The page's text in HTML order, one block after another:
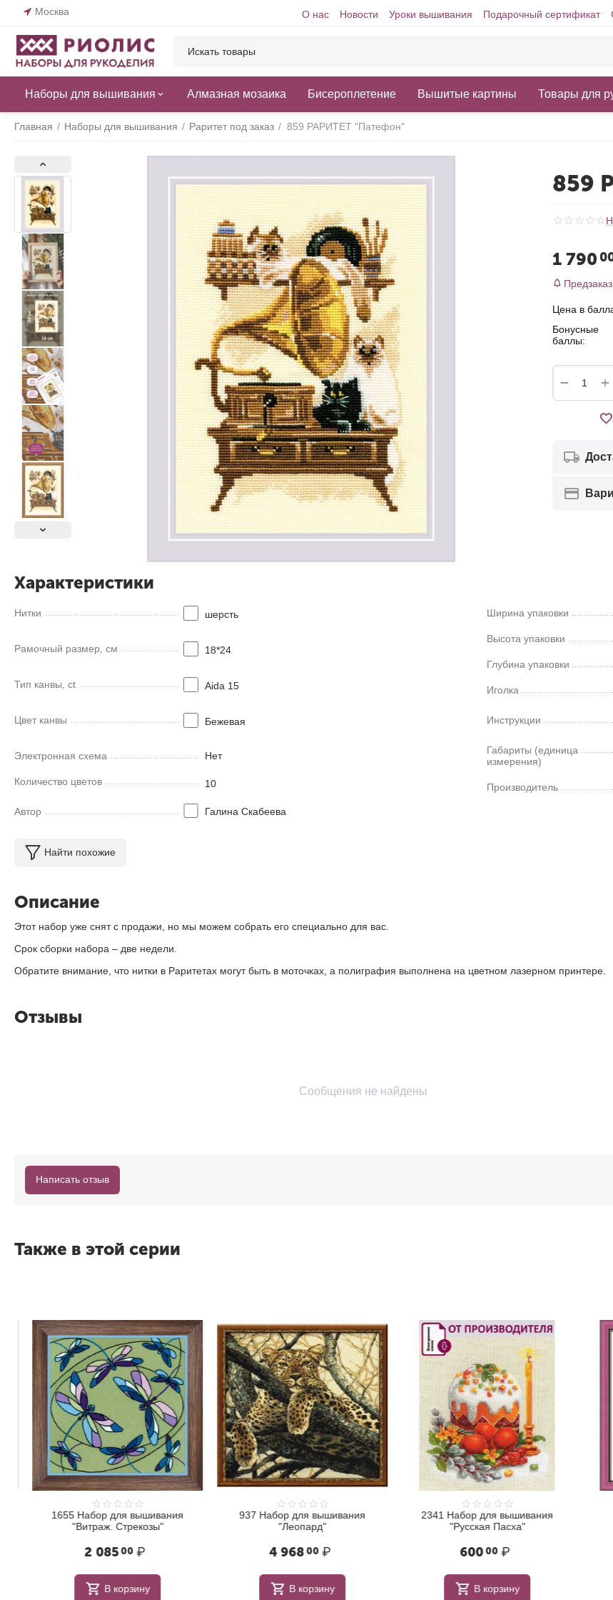
Москва О нас Новости Уроки вышивания Подарочный сертификат
Наборы для вышивания Алмазная мозаика Бисероплетение Вышитые картины Товары для
Главная / Наборы для вышивания / Раритет под заказ / 859 РАРИТЕТ "Патефон"
859
1 790
Предзаказ
Цена в
Бонусные
баллы:
+
−
Характеристики
Нитки шерсть
Рамочный размер, см 18*24
Тип канвы, ct Aida 15
Цвет канвы Бежевая
Электронная схема Нет
Количество цветов 10
Автор Галина Скабеева
Ширина упаковки
Высота упаковки
Глубина упаковки
Иголка
Инструкции
Габариты (единица
измерения)
Производитель
Найти похожие
Описание
Этот набор уже снят с продажи, но мы можем собрать его специально для вас.
Срок сборки набора – две недели.
Обратите внимание, что нитки в Раритетах могут быть в моточках, а полиграфия выполнена на цветном лазерном принтере.
Отзывы
Сообщения не найдены
Написать отзыв
Также в этой серии
1655 Набор для вышивания
"Витраж. Стрекозы"
2 08500 ₽
В корзину
937 Набор для вышивания
"Леопард"
4 96800 ₽
В корзину
2341 Набор для вышивания
"Русская Пасха"
60000 ₽
В корзину